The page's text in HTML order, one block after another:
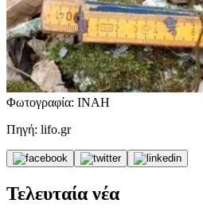
Φωτoγραφία: ΙΝΑΗ
Πηγή: lifo.gr
Τελευταία νέα